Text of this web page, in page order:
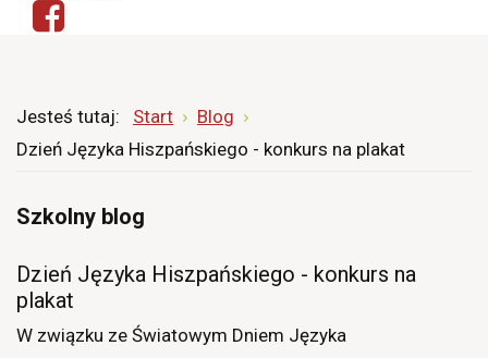
Jesteś tutaj: Start
Blog
Dzień Języka Hiszpańskiego - konkurs na plakat
Szkolny blog
Dzień Języka Hiszpańskiego - konkurs na
plakat
W związku ze Światowym Dniem Języka